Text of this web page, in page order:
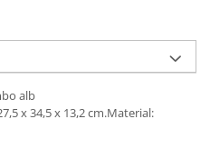
alb
x 34,5 x 13,2 cm.Material: